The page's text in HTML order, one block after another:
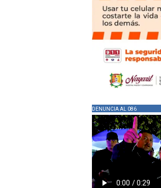
DENUNCIA AL 086